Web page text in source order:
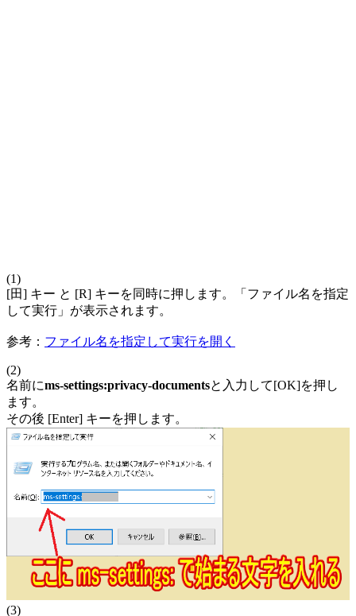
(1)
[田] キー と [R] キーを同時に押します。「ファイル名を指定
して実行」が表示されます。
参考： ファイル名を指定して実行を開く
(2)
名前にms-settings:privacy-documentsと入力して[OK]を押し
ます。
その後 [Enter] キーを押します。
(3)